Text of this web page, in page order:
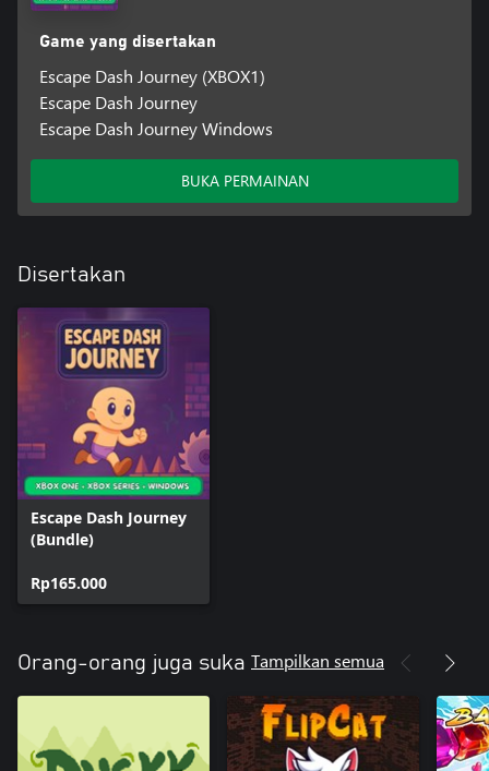
Game yang disertakan
Escape Dash Journey (XBOX1)
Escape Dash Journey
Escape Dash Journey Windows
BUKA PERMAINAN
Disertakan
Escape Dash Journey
(Bundle)
Rp165.000
Orang-orang juga suka Tampilkan semua